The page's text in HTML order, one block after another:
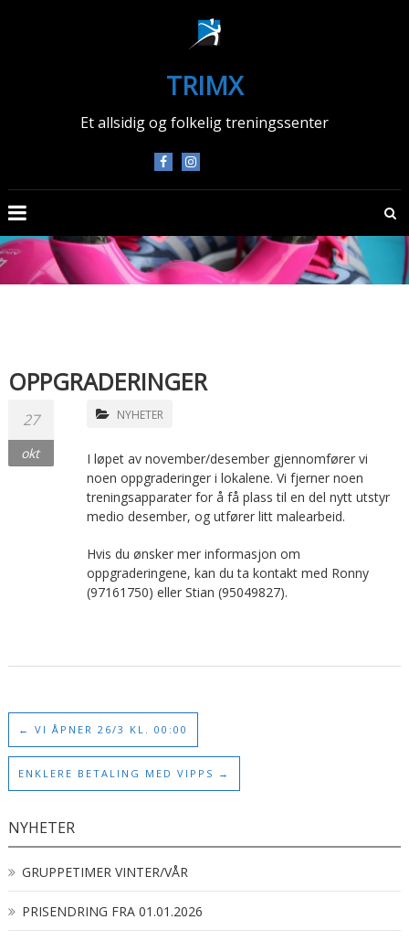
TRIMX
Et allsidig og folkelig treningssenter
OPPGRADERINGER
27
okt
NYHETER
I løpet av november/desember gjennomfører vi
noen oppgraderinger i lokalene. Vi fjerner noen
treningsapparater for å få plass til en del nytt utstyr
medio desember, og utfører litt malearbeid.
Hvis du ønsker mer informasjon om
oppgraderingene, kan du ta kontakt med Ronny
(97161750) eller Stian (95049827).
← VI ÅPNER 26/3 KL. 00:00
ENKLERE BETALING MED VIPPS →
NYHETER
GRUPPETIMER VINTER/VÅR
PRISENDRING FRA 01.01.2026